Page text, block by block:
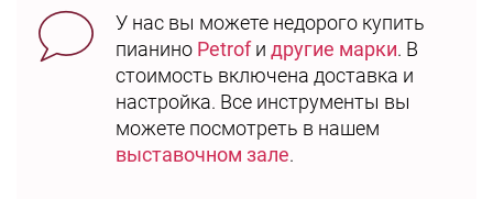
У нас вы можете недорого купить
пианино Petrofи другие марки. В
стоимость включена доставка и
настройка. Все инструменты вы
можете посмотреть в нашем
выставочном зале.